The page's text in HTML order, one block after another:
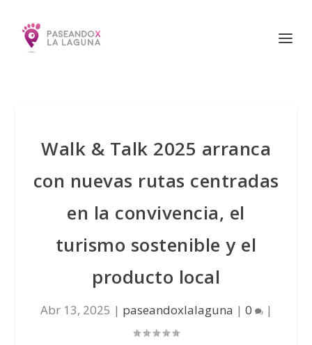
Walk & Talk 2025 arranca
con nuevas rutas centradas
en la convivencia, el
turismo sostenible y el
producto local
Abr 13, 2025 | paseandoxlalaguna | 0 |